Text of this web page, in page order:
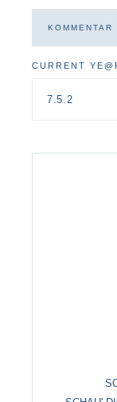
CURRENT